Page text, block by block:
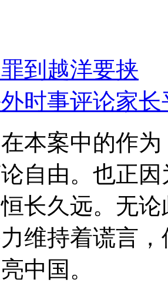
到越洋要挟
时事评论家长
本案中的作
自由。也正
长久远。无
维持着谎言
中国。